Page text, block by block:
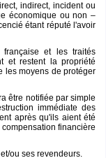
indirect, incident ou
économique ou non –
étant réputé l'avoir
et les traités
et restent la propriété
les moyens de protéger
être notifiée par simple
immédiate des
après qu'ils aient été
financière
ou ses revendeurs.